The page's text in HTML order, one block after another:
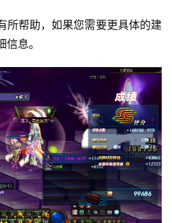
所帮助，如果您需要更具体的建
息。